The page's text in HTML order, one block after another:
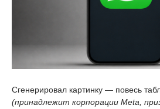
Сгенерировал картинку — повесь
(принадлежит корпорации Meta,